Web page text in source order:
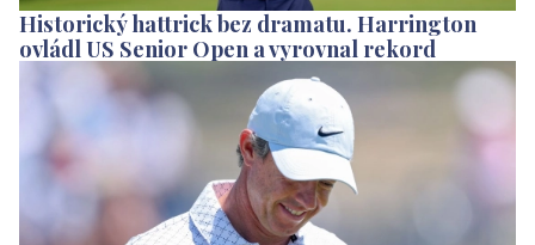
Historický hattrick bez dramatu. Harrington
ovládl US Senior Open a vyrovnal rekord